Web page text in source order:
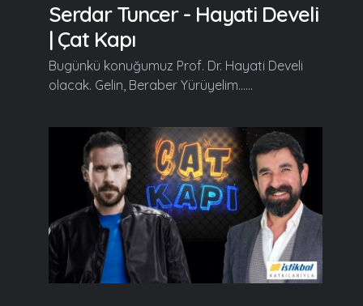
Serdar Tuncer - Hayati Develi
| Çat Kapı
Bugünkü konuğumuz Prof. Dr. Hayati Develi
olacak. Gelin, Beraber Yürüyelim......